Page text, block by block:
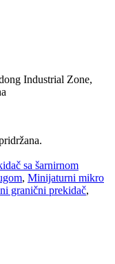
Industrial Zone,
sa šarnirnom
, Minijaturni mikro
granični prekidač,